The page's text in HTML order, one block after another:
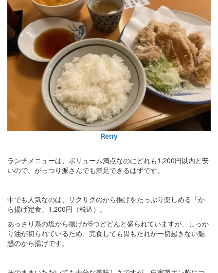
Retty
ランチメニューは、ボリューム満点なのにどれも1,200円以内と安
いので、がっつり派さんでも満足できるはずです。
中でも人気なのは、サクサクのから揚げをたっぷり楽しめる「か
ら揚げ定食」1,200円（税込）。
あっさり系の塩から揚げが5つどどんと盛られていますが、しっか
り油が切られているため、完食しても胃もたれが一切起きない魅
惑のから揚げです。